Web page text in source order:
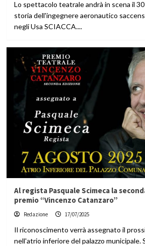
Lo spettacolo teatrale andrà in scena il
storia dell'ingegnere aeronautico
negli Usa SCIACCA....
Al regista Pasquale Scimeca la
premio “Vincenzo Catanzaro”
Redazione 17/07/2025
Il riconoscimento verrà assegnato il
nell'atrio inferiore del palazzo municipale.